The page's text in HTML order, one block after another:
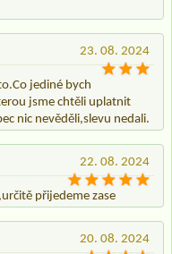
23. 08. 2024
jediné bych
jsme chtěli uplatnit
nic nevěděli,slevu nedali.
22. 08. 2024
přijedeme zase
20. 08. 2024